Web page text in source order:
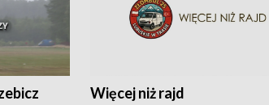
Więcej niż rajd